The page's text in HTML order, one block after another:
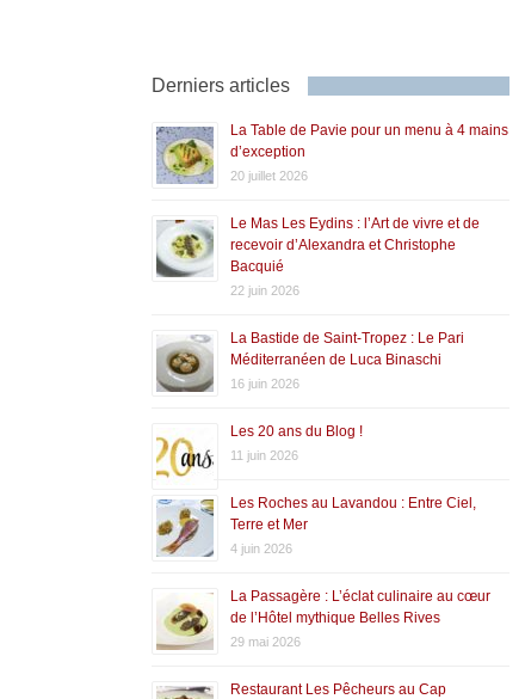
Derniers articles
La Table de Pavie pour un menu à 4 mains
d’exception
20 juillet 2026
Le Mas Les Eydins : l’Art de vivre et de
recevoir d’Alexandra et Christophe
Bacquié
22 juin 2026
La Bastide de Saint-Tropez : Le Pari
Méditerranéen de Luca Binaschi
16 juin 2026
Les 20 ans du Blog !
11 juin 2026
Les Roches au Lavandou : Entre Ciel,
Terre et Mer
4 juin 2026
La Passagère : L’éclat culinaire au cœur
de l’Hôtel mythique Belles Rives
29 mai 2026
Restaurant Les Pêcheurs au Cap